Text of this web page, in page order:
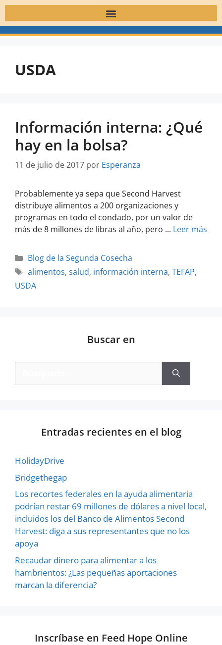
USDA
Información interna: ¿Qué
hay en la bolsa?
11 de julio de 2017 por Esperanza
Probablemente ya sepa que Second Harvest
distribuye alimentos a 200 organizaciones y
programas en todo el condado, por un valor de
más de 8 millones de libras al año, pero ... Leer más
Blog de la Segunda Cosecha
alimentos, salud, información interna, TEFAP,
USDA
Buscar en
Entradas recientes en el blog
HolidayDrive
Bridgethegap
Los recortes federales en la ayuda alimentaria
podrían restar 69 millones de dólares a nivel local,
incluidos los del Banco de Alimentos Second
Harvest: diga a sus representantes que no los
apoya
Recaudar dinero para alimentar a los
hambrientos: ¿Las pequeñas aportaciones
marcan la diferencia?
Inscríbase en Feed Hope Online